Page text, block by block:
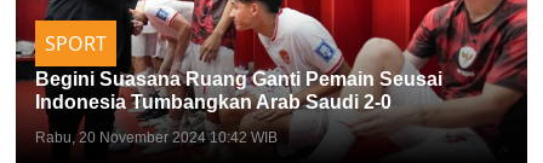
SPORT
Begini Suasana Ruang Ganti Pemain Seusai
Indonesia Tumbangkan Arab Saudi 2-0
Rabu, 20 November 2024 10:42 WIB